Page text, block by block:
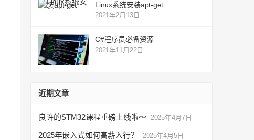
Linux系统安装apt-get
2021年2月13日
C#程序员必备资源
2021年11月22日
近期文章
良许的STM32课程重磅上线啦～ 2025年4月7日
2025年嵌入式如何高薪入行？ 2025年4月5日